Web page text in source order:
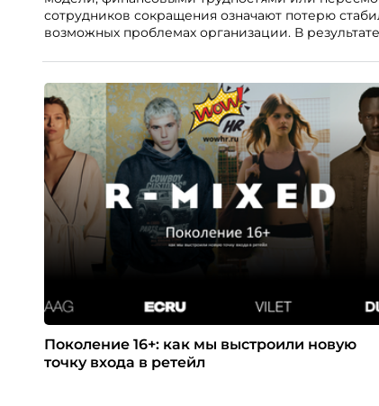
сотрудников сокращения означают потерю
возможных проблемах организации. В
Поколение 16+: как мы выстроили новую
точку входа в ретейл